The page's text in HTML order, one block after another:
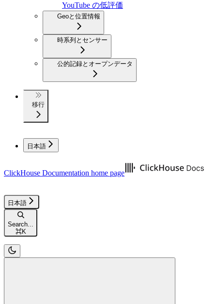
YouTube の低評価
Geoと位置情報
時系列とセンサー
公的記録とオープンデータ
移行
日本語
ClickHouse Documentation home page
日本語
Search...
⌘K